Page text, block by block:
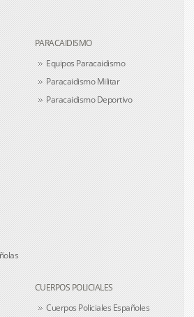
PARACAIDISMO
Equipos Paracaidismo
Paracaidismo Militar
Paracaidismo Deportivo
CUERPOS POLICIALES
Cuerpos Policiales Españoles